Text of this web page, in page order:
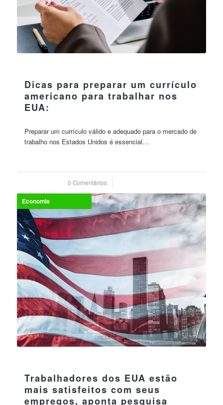
Dicas para preparar um currículo
americano para trabalhar nos
EUA:
Preparar um currículo válido e adequado para o mercado de
trabalho nos Estados Unidos é essencial…
0 Comentários
/
Economia
Trabalhadores dos EUA estão
mais satisfeitos com seus
empregos, aponta pesquisa